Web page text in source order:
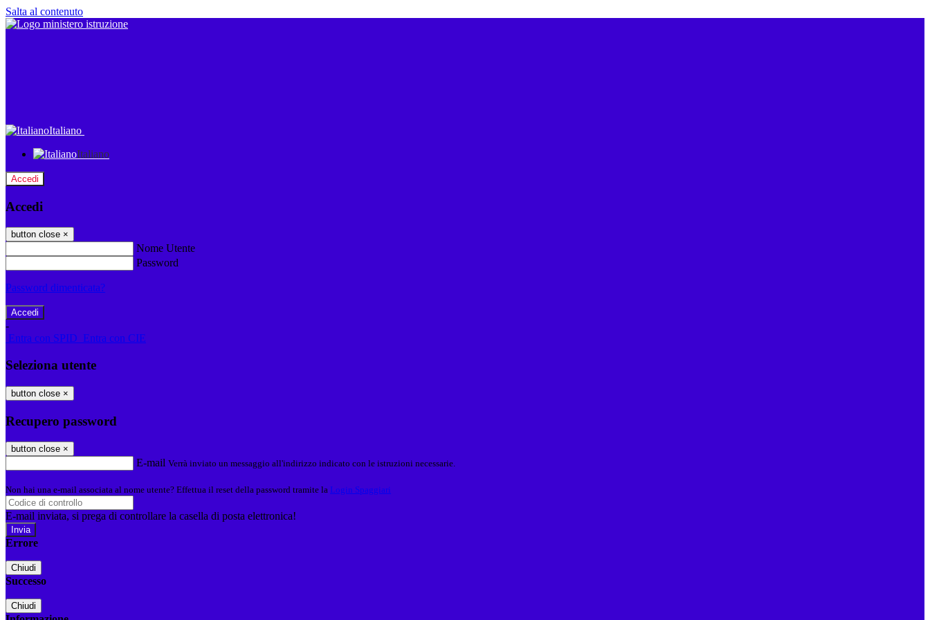
Salta al contenuto
Italiano
Italiano
Accedi
Accedi
button close ×
Nome Utente
Password
Password dimenticata?
-
Entra con SPID Entra con CIE
Seleziona utente
button close ×
Recupero password
button close ×
E-mail Verrà inviato un messaggio all'indirizzo indicato con le istruzioni necessarie.
Non hai una e-mail associata al nome utente? Effettua il reset della password tramite la Login Spaggiari
E-mail inviata, si prega di controllare la casella di posta elettronica!
Errore
Chiudi
Successo
Chiudi